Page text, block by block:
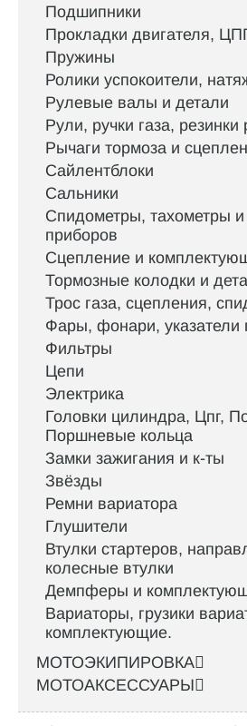
Подшипники
Прокладки двигателя,
Пружины
Ролики успокоители,
Рулевые валы и детали
Рули, ручки газа, резинки
Рычаги тормоза и
Сайлентблоки
Сальники
Спидометры, тахометры и
приборов
Сцепление и
Тормозные колодки и
Трос газа, сцепления,
Фары, фонари, указатели
Фильтры
Цепи
Электрика
Головки цилиндра, Цпг,
Поршневые кольца
Замки зажигания и к-ты
Звёзды
Ремни вариатора
Глушители
Втулки стартеров,
колесные втулки
Демпферы и
Вариаторы, грузики
комплектующие.
МОТОЭКИПИРОВКА
МОТОАКСЕССУАРЫ